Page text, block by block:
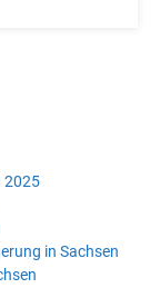
2025
in Sachsen